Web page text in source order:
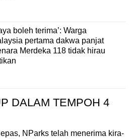
boleh terima’: Warga
pertama dakwa panjat
Merdeka 118 tidak hirau
DALAM TEMPOH 4
NParks telah menerima kira-